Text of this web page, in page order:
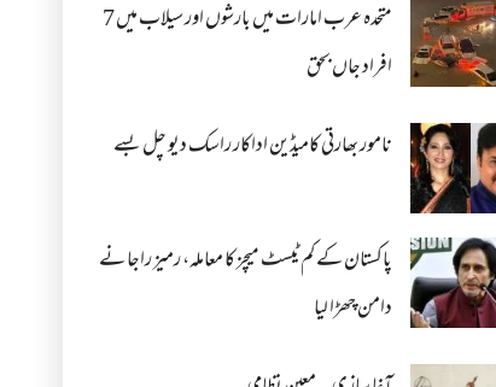
متحدہ عرب امارات میں بارشوں اور سیلاب میں 7
افراد جاں بحق
نامور بھارتی کامیڈین اداکار راسک دیو چل بسے
پاکستان کے کم ٹیسٹ میچز کا معاملہ، رمیز راجا نے
دامن چھڑا لیا